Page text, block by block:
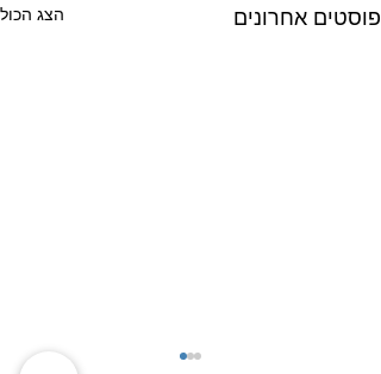
פוסטים אחרונים הצג הכול